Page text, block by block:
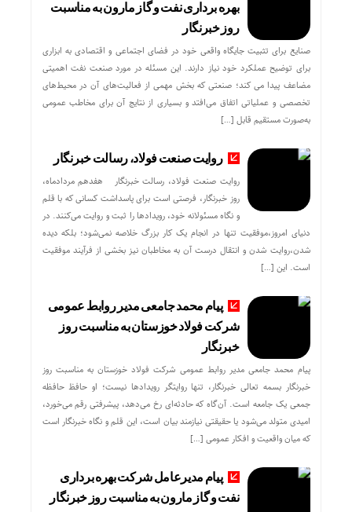
بهره برداری نفت و گاز مارون به مناسبت
روز خبرنگار
صنایع برای تثبیت جایگاه واقعی خود در فضای اجتماعی و اقتصادی به ابزاری
برای توضیح عملکرد خود نیاز دارند. این مسئله در مورد صنعت نفت اهمیتی
مضاعف پیدا می کند؛ صنعتی که بخش مهمی از فعالیت‌های آن در محیط‌های
تخصصی و عملیاتی اتفاق می‌افتد و بسیاری از نتایج آن برای مخاطب عمومی
به‌صورت مستقیم قابل […]
روایت صنعت فولاد،‌ رسالت خبرنگار
روایت صنعت فولاد،‌ رسالت خبرنگار هفدهم مردادماه،
روز خبرنگار، فرصتی است برای پاسداشت کسانی که با قلم
و نگاه مسئولانه خود، رویدادها را ثبت و روایت می‌کنند. در
دنیای امروز،موفقیت تنها در انجام یک کار بزرگ خلاصه نمی‌شود؛ بلکه دیده
شدن،روایت شدن و انتقال درست آن به مخاطبان نیز بخشی از فرآیند موفقیت
است. این […]
پیام محمد جامعی مدیر روابط عمومی
شرکت فولاد خوزستان به مناسبت روز
خبرنگار
پیام محمد جامعی مدیر روابط عمومی شرکت فولاد خوزستان به مناسبت روز
خبرنگار بسمه تعالی خبرنگار، تنها روایتگر رویدادها نیست؛ او حافظ حافظه
جمعی یک جامعه است. آن‌گاه که حادثه‌ای رخ می‌دهد، پیشرفتی رقم می‌خورد،
امیدی متولد می‌شود یا حقیقتی نیازمند بیان است، این قلم و نگاه خبرنگار است
که میان واقعیت و افکار عمومی […]
پیام مدیرعامل شرکت بهره برداری
نفت و گاز مارون به مناسبت روز خبرنگار